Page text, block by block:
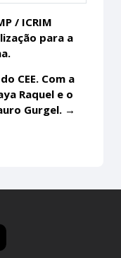
/ ICRIM
para a
CEE. Com a
Raquel e o
Gurgel. →